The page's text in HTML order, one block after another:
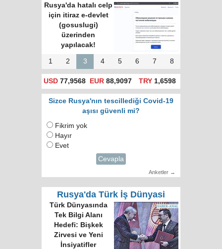
Rusya'da hatalı celp
için itiraz e-devlet
(gosuslugi)
üzerinden
yapılacak!
1 2 3 4 5 6 7 8
USD 77,9568 EUR 88,9097 TRY1,6598
Sizce Rusya'nın tescillediği Covid-19
aşısı güvenli mi?
Fikrim yok
Hayır
Evet
Cevapla
Anketler →
Rusya'da Türk İş Dünyasi
Türk Dünyasında
Tek Bilgi Alanı
Hedefi: Bişkek
Zirvesi ve Yeni
İnsiyatifler